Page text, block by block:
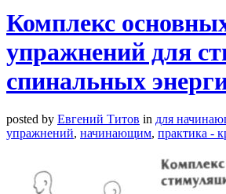
Комплекс
упражнений для
спинальных
posted by Евгений Титов in для
упражнений, начинающим, практика -